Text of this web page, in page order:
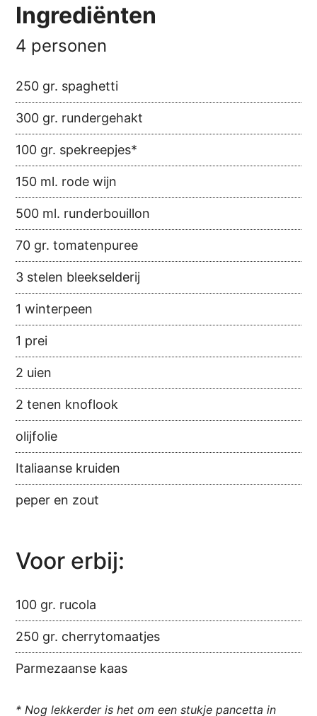
Ingrediënten
4 personen
250 gr. spaghetti
300 gr. rundergehakt
100 gr. spekreepjes*
150 ml. rode wijn
500 ml. runderbouillon
70 gr. tomatenpuree
3 stelen bleekselderij
1 winterpeen
1 prei
2 uien
2 tenen knoflook
olijfolie
Italiaanse kruiden
peper en zout
Voor erbij:
100 gr. rucola
250 gr. cherrytomaatjes
Parmezaanse kaas
* Nog lekkerder is het om een stukje pancetta in